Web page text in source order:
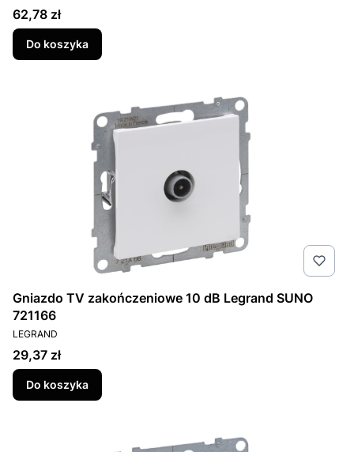
Cena
62,78 zł
Do koszyka
Gniazdo TV zakończeniowe 10 dB Legrand SUNO
721166
PRODUCENT
LEGRAND
Cena
29,37 zł
Do koszyka